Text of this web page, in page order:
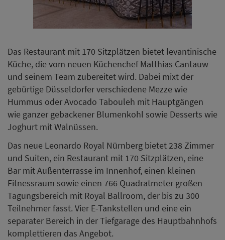
Das Restaurant mit 170 Sitzplätzen bietet levantinische
Küche, die vom neuen Küchenchef Matthias Cantauw
und seinem Team zubereitet wird. Dabei mixt der
gebürtige Düsseldorfer verschiedene Mezze wie
Hummus oder Avocado Tabouleh mit Hauptgängen
wie ganzer gebackener Blumenkohl sowie Desserts wie
Joghurt mit Walnüssen.
Das neue Leonardo Royal Nürnberg bietet 238 Zimmer
und Suiten, ein Restaurant mit 170 Sitzplätzen, eine
Bar mit Außenterrasse im Innenhof, einen kleinen
Fitnessraum sowie einen 766 Quadratmeter großen
Tagungsbereich mit Royal Ballroom, der bis zu 300
Teilnehmer fasst. Vier E-Tankstellen und eine ein
separater Bereich in der Tiefgarage des Hauptbahnhofs
komplettieren das Angebot.